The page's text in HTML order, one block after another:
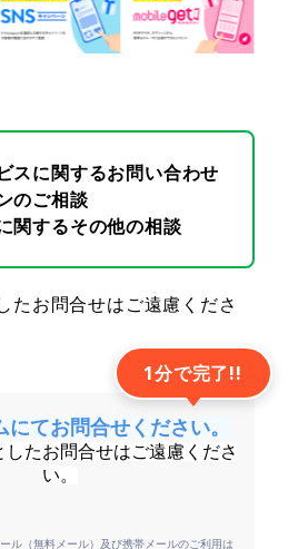
スに関するお問い合わせ
のご相談
関するその他の相談
たお問合せはご遠慮くださ
1分で完了!!